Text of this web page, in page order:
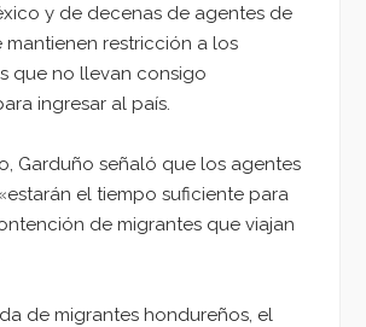
y de decenas de agentes de
mantienen restricción a los
que no llevan consigo
ingresar al país.
Garduño señaló que los agentes
el tiempo suficiente para
de migrantes que viajan
de migrantes hondureños, el